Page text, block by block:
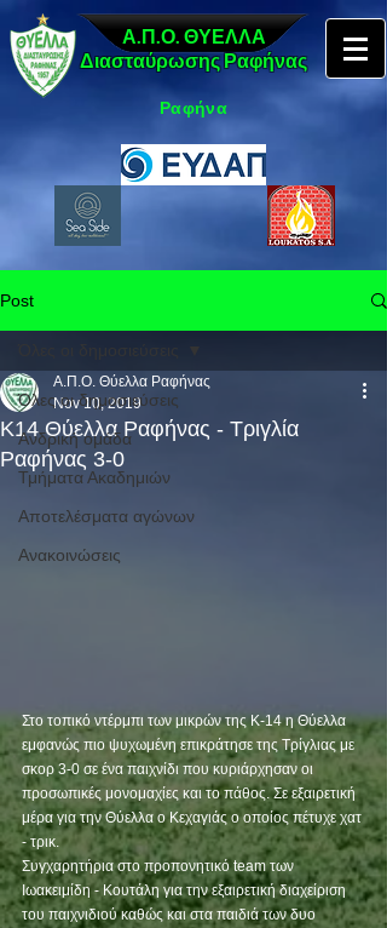
Α.Π.Ο. ΘΥΕΛΛΑ
Διασταύρωσης Ραφήνας
Ραφήνα
Post
Όλες οι δημοσιεύσεις
Ανδρική ομάδα
Τμήματα Ακαδημιών
Αποτελέσματα αγώνων
Ανακοινώσεις
Όλες οι δημοσιεύσεις
Κ14 Θύελλα Ραφήνας - Τριγλία
Ραφήνας 3-0
Α.Π.Ο. Θύελλα Ραφήνας
Nov 10, 2019
Στο τοπικό ντέρμπι των μικρών της Κ-14 η Θύελλα
εμφανώς πιο ψυχωμένη επικράτησε της Τρίγλιας με
σκορ 3-0 σε ένα παιχνίδι που κυριάρχησαν οι
προσωπικές μονομαχίες και το πάθος. Σε εξαιρετική
μέρα για την Θύελλα ο Κεχαγιάς ο οποίος πέτυχε χατ
- τρικ.
Συγχαρητήρια στο προπονητικό team των
Ιωακειμίδη - Κουτάλη για την εξαιρετική διαχείριση
του παιχνιδιού καθώς και στα παιδιά των δυο